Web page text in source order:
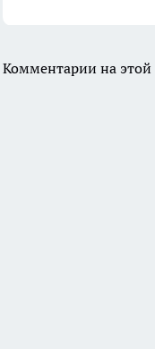
Комментарии на